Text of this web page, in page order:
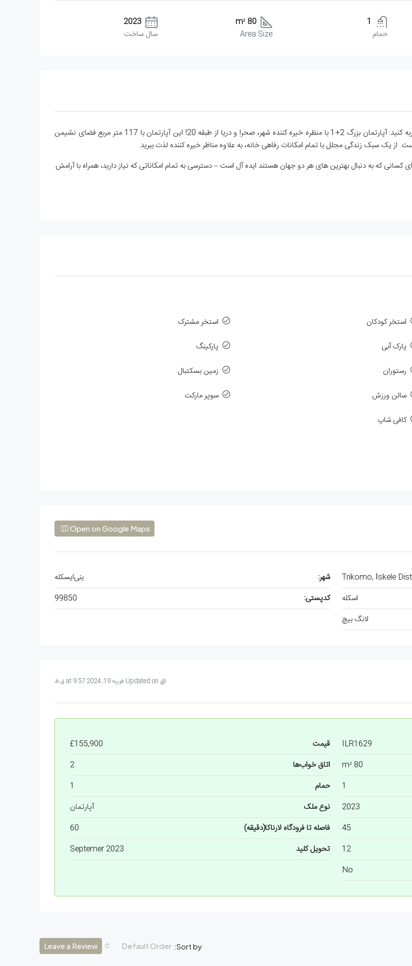
1
حمام
80 m²
Area Size
2023
سال ساخت
آپارتمان ۲ خوابه ۸۰ متری در لانگ بیچ. زندگی عالی را در لانگ بیچ تجربه کنید: آپارتمان بزرگ 2+1 با منظره خیره کننده شهر، صحرا و دریا از طبقه 20! این آپارتمان با 117 متر مربع فضای نشیمن
از یک سبک زندگی مجلل با تمام امکانات رفاهی خانه، به علاوه مناظر خیره کننده لذت ببرید.
کسانی که به دنبال بهترین های هر دو جهان هستند ایده آل است – دسترسی به تمام امکاناتی که نیاز دارید، همراه با آرامش
استخر کودکان
استخر مشترک
پارک آبی
پارکینگ
رستوران
زمین بسکتبال
سالن ورزش
سوپر مارکت
کافی شاپ
Open on Google Maps
Trikomo, İskele شهر:
ینی‌ایسکله
اسکله کدپستی:
99850
لانگ بیچ
Updated on فوریه 19, 2024 at 9:57 ق.ظ
ILR1629 قیمت
£155,900
80 m² اتاق خواب‌ها
2
1 حمام
1
2023 نوع ملک
آپارتمان
45 فاصله تا فرودگاه لارناکا(دقیقه)
60
12 تحویل کلید
Septemer 2023
No
Sort by:
Default Order
Leave a Review